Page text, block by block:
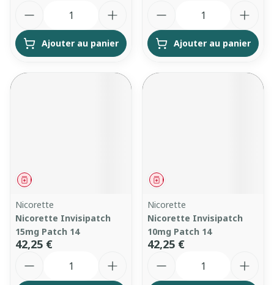
Ajouter au panier Ajouter au panier
Médicament
Nicorette
Nicorette Invisipatch
15mg Patch 14
42,25 €
Médicament
Nicorette
Nicorette Invisipatch
10mg Patch 14
42,25 €